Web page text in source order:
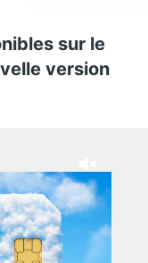
sur le
version